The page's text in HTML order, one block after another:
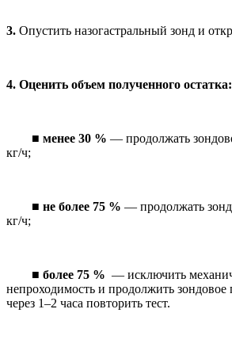
3. Опустить назогастральный зонд и
4. Оценить объем полученного остатка:
■ менее 30 % — продолжать
кг/ч;
■ не более 75 % — продолжать
кг/ч;
■ более 75 % — исключить
непроходимость и продолжить зондовое
через 1–2 часа повторить тест.